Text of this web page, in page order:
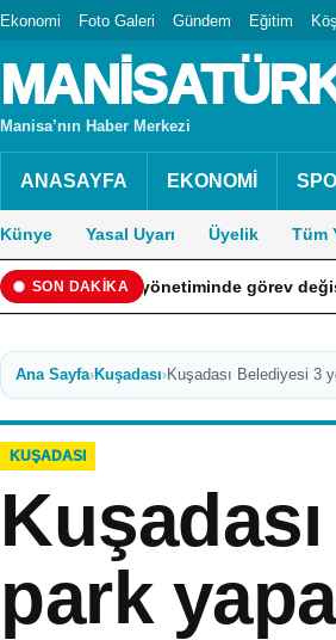
Ekonomi Foto Galeri Gündem Eğitim
Manisa’nın Haber Merkezi
ANASAYFA EKONOMİ
Künye Yasal Uyarı Üyelik Tüm
SON DAKİKA
üst yönetiminde görev değişimi
Ana Sayfa›Kuşadası›Kuşadası Belediyesi 3
KUŞADASI
park